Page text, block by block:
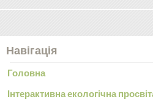
Навігація
Головна
Інтерактивна екологічна